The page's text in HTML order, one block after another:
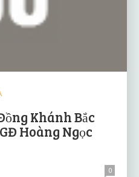
Khánh Bắc
Hoàng Ngọc
0